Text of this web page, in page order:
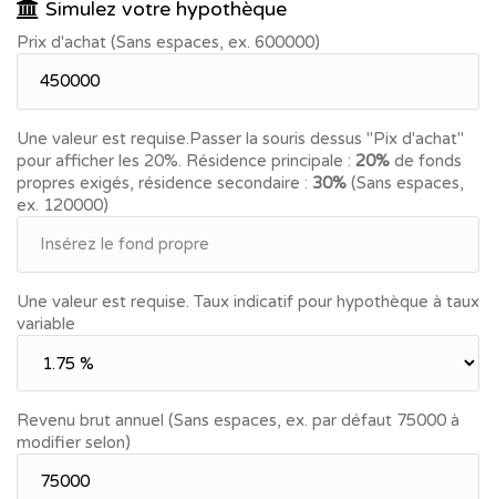
Possibilité d'acheter tout le bâtiment sur 545 m2 de terrain
en zone Centre-Village, pour promoteurs. Prix et conditions
sur demande.
Simulez votre hypothèque
Prix d'achat (Sans espaces, ex. 600000)
Une valeur est requise.Passer la souris dessus "Pix d'achat"
pour afficher les 20%. Résidence principale : 20% de fonds
propres exigés, résidence secondaire : 30% (Sans espaces,
ex. 120000)
Une valeur est requise. Taux indicatif pour hypothèque à taux
variable
Revenu brut annuel (Sans espaces, ex. par défaut 75000 à
modifier selon)